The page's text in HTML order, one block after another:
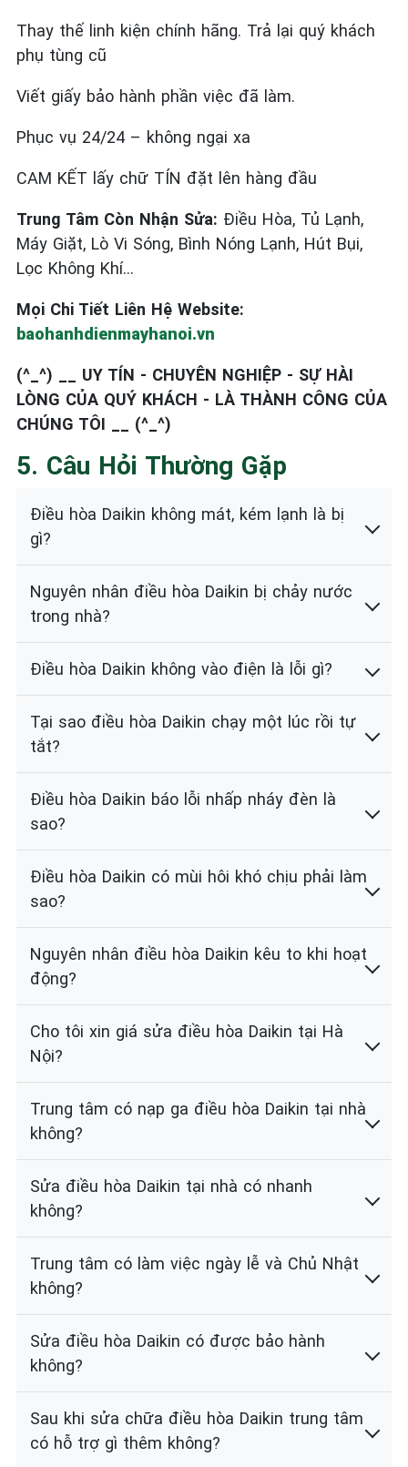
Thay thế linh kiện chính hãng. Trả lại quý khách
phụ tùng cũ
Viết giấy bảo hành phần việc đã làm.
Phục vụ 24/24 – không ngại xa
CAM KẾT lấy chữ TÍN đặt lên hàng đầu
Trung Tâm Còn Nhận Sửa: Điều Hòa, Tủ Lạnh,
Máy Giặt, Lò Vi Sóng, Bình Nóng Lạnh, Hút Bụi,
Lọc Không Khí…
Mọi Chi Tiết Liên Hệ Website:
baohanhdienmayhanoi.vn
(^_^) __ UY TÍN - CHUYÊN NGHIỆP - SỰ HÀI
LÒNG CỦA QUÝ KHÁCH - LÀ THÀNH CÔNG CỦA
CHÚNG TÔI __ (^_^)
5. Câu Hỏi Thường Gặp
Điều hòa Daikin không mát, kém lạnh là bị
gì?
Nguyên nhân điều hòa Daikin bị chảy nước
trong nhà?
Điều hòa Daikin không vào điện là lỗi gì?
Tại sao điều hòa Daikin chạy một lúc rồi tự
tắt?
Điều hòa Daikin báo lỗi nhấp nháy đèn là
sao?
Điều hòa Daikin có mùi hôi khó chịu phải làm
sao?
Nguyên nhân điều hòa Daikin kêu to khi hoạt
động?
Cho tôi xin giá sửa điều hòa Daikin tại Hà
Nội?
Trung tâm có nạp ga điều hòa Daikin tại nhà
không?
Sửa điều hòa Daikin tại nhà có nhanh
không?
Trung tâm có làm việc ngày lễ và Chủ Nhật
không?
Sửa điều hòa Daikin có được bảo hành
không?
Sau khi sửa chữa điều hòa Daikin trung tâm
có hỗ trợ gì thêm không?